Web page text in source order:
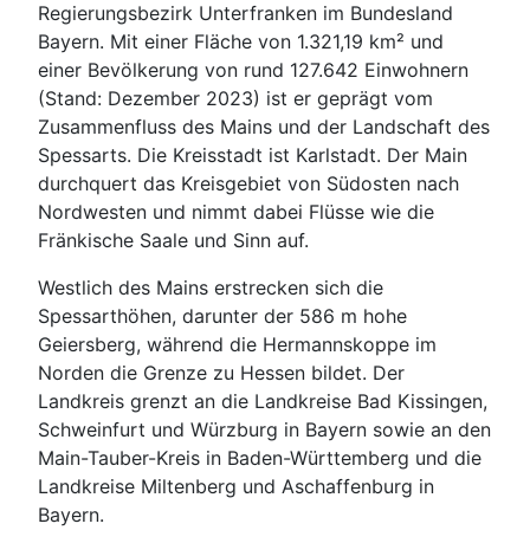
Regierungsbezirk Unterfranken im Bundesland
Bayern. Mit einer Fläche von 1.321,19 km² und
einer Bevölkerung von rund 127.642 Einwohnern
(Stand: Dezember 2023) ist er geprägt vom
Zusammenfluss des Mains und der Landschaft des
Spessarts. Die Kreisstadt ist Karlstadt. Der Main
durchquert das Kreisgebiet von Südosten nach
Nordwesten und nimmt dabei Flüsse wie die
Fränkische Saale und Sinn auf.
Westlich des Mains erstrecken sich die
Spessarthöhen, darunter der 586 m hohe
Geiersberg, während die Hermannskoppe im
Norden die Grenze zu Hessen bildet. Der
Landkreis grenzt an die Landkreise Bad Kissingen,
Schweinfurt und Würzburg in Bayern sowie an den
Main-Tauber-Kreis in Baden-Württemberg und die
Landkreise Miltenberg und Aschaffenburg in
Bayern.